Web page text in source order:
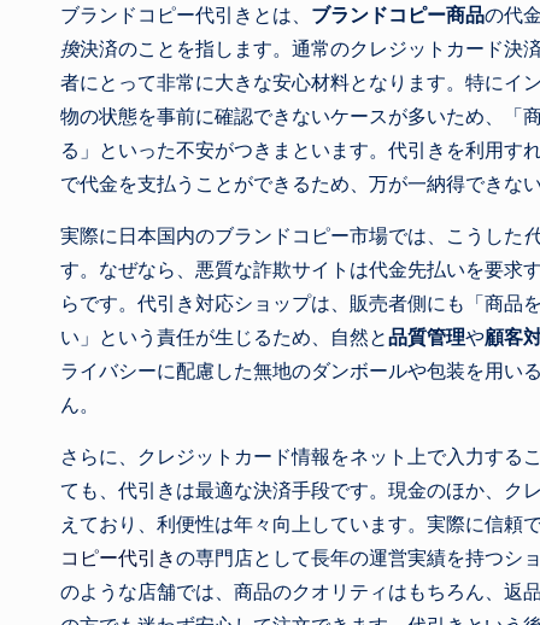
ブランドコピー代引きとは、 ブランドコピー商品の代
換決済のことを指します。通常のクレジットカード決
者にとって非常に大きな安心材料となります。特にイ
物の状態を事前に確認できないケースが多いため、「
る」といった不安がつきまといます。代引きを利用
で代金を支払うことができるため、万が一納得できな
実際に日本国内のブランドコピー市場では、こうした
す。なぜなら、悪質な詐欺サイトは代金先払いを要求
らです。代引き対応ショップは、販売者側にも「商
い」という責任が生じるため、自然と品質管理や顧客
ライバシーに配慮した無地のダンボールや包装を用い
ん。
さらに、クレジットカード情報をネット上で入力す
ても、代引きは最適な決済手段です。現金のほか、ク
えており、利便性は年々向上しています。実際に信頼
コピー代引きの専門店として長年の運営実績を持つシ
のような店舗では、商品のクオリティはもちろん、返